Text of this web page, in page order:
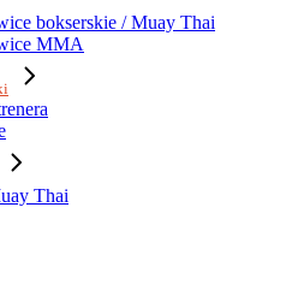
bokserskie / Muay Thai
MMA
Thai